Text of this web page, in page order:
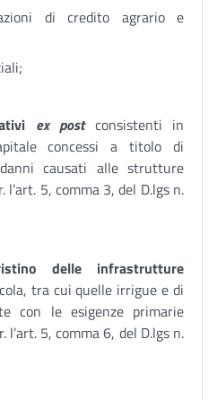
di credito agrario e
ex post consistenti in
concessi a titolo di
causati alle strutture
5, comma 3, del D.lgs n.
delle infrastrutture
tra cui quelle irrigue e di
con le esigenze primarie
l’art. 5, comma 6, del D.lgs n.